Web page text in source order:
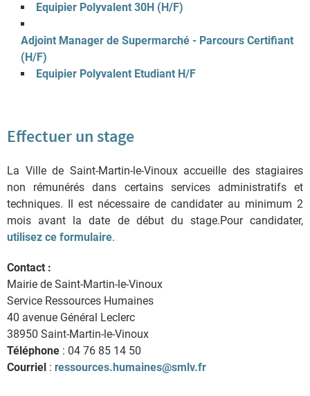
Equipier Polyvalent 30H (H/F)
Adjoint Manager de Supermarché - Parcours Certifiant
(H/F)
Equipier Polyvalent Etudiant H/F
Effectuer un stage
La Ville de Saint-Martin-le-Vinoux accueille des stagiaires
non rémunérés dans certains services administratifs et
techniques. Il est nécessaire de candidater au minimum 2
mois avant la date de début du stage.Pour candidater,
utilisez ce formulaire.
Contact :
Mairie de Saint-Martin-le-Vinoux
Service Ressources Humaines
40 avenue Général Leclerc
38950 Saint-Martin-le-Vinoux
Téléphone : 04 76 85 14 50
Courriel : ressources.humaines@smlv.fr